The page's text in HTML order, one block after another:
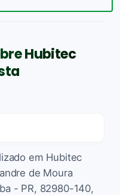
Hubitec
em Hubitec
de Moura
- PR, 82980-140,